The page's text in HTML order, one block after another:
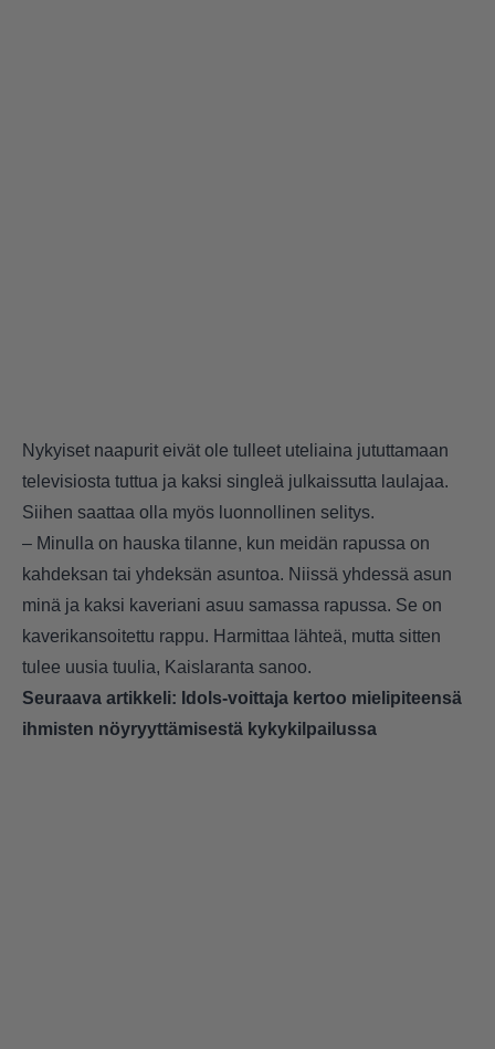
Nykyiset naapurit eivät ole tulleet uteliaina jututtamaan
televisiosta tuttua ja kaksi singleä julkaissutta laulajaa.
Siihen saattaa olla myös luonnollinen selitys.
– Minulla on hauska tilanne, kun meidän rapussa on
kahdeksan tai yhdeksän asuntoa. Niissä yhdessä asun
minä ja kaksi kaveriani asuu samassa rapussa. Se on
kaverikansoitettu rappu. Harmittaa lähteä, mutta sitten
tulee uusia tuulia, Kaislaranta sanoo.
Seuraava artikkeli: Idols-voittaja kertoo mielipiteensä
ihmisten nöyryyttämisestä kykykilpailussa